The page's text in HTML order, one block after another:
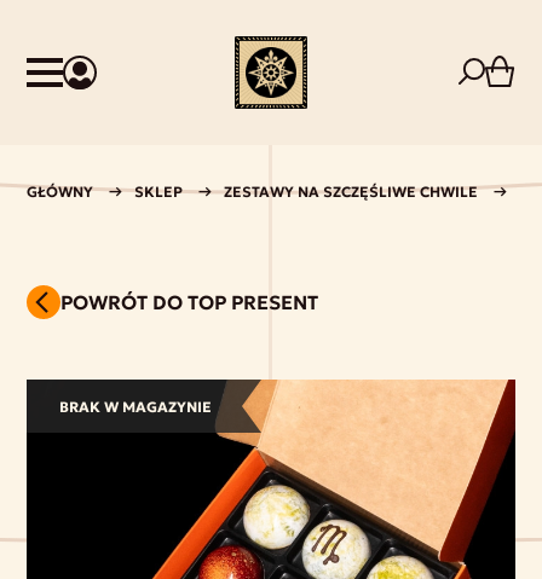
GŁÓWNY SKLEP ZESTAWY NA SZCZĘŚLIWE CHWILE
POWRÓT DO TOP PRESENT
BRAK W MAGAZYNIE